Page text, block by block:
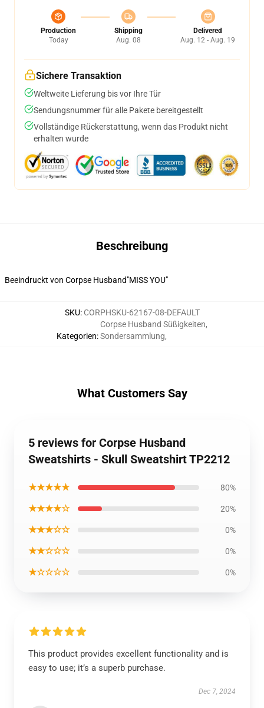
Production
Today
Shipping
Aug. 08
Delivered
Aug. 12 - Aug. 19
Sichere Transaktion
Weltweite Lieferung bis vor Ihre Tür
Sendungsnummer für alle Pakete bereitgestellt
Vollständige Rückerstattung, wenn das Produkt nicht
erhalten wurde
Beschreibung
Beeindruckt von Corpse Husband"MISS YOU"
SKU: CORPHSKU-62167-08-DEFAULT
Kategorien:
Corpse Husband Süßigkeiten,
Sondersammlung,
What Customers Say
5 reviews for Corpse Husband
Sweatshirts - Skull Sweatshirt TP2212
★★★★★ 80%
★★★★☆ 20%
★★★☆☆ 0%
★★☆☆☆ 0%
★☆☆☆☆ 0%
This product provides excellent functionality and is
easy to use; it’s a superb purchase.
Dec 7, 2024